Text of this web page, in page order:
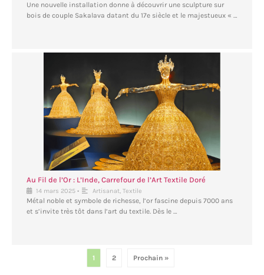
Une nouvelle installation donne à découvrir une sculpture sur
bois de couple Sakalava datant du 17e siècle et le majestueux « …
Au Fil de l’Or : L’Inde, Carrefour de l’Art Textile Doré
14 mars 2025 • Artisanat, Textile
Métal noble et symbole de richesse, l’or fascine depuis 7000 ans
et s’invite très tôt dans l’art du textile. Dès le …
1 2 Prochain »